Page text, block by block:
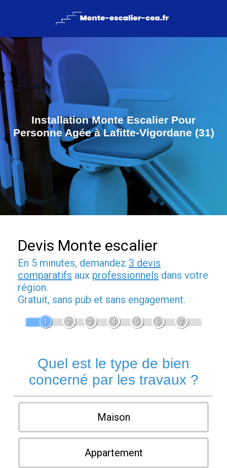
Installation Monte Escalier Pour
Personne Agée à Lafitte-Vigordane (31)
Devis Monte escalier
En 5 minutes, demandez 3 devis
comparatifs aux professionnels dans votre
région.
Gratuit, sans pub et sans engagement.
1 2 3 4 5 6 7
Quel est le type de bien
concerné par les travaux ?
Maison
Appartement